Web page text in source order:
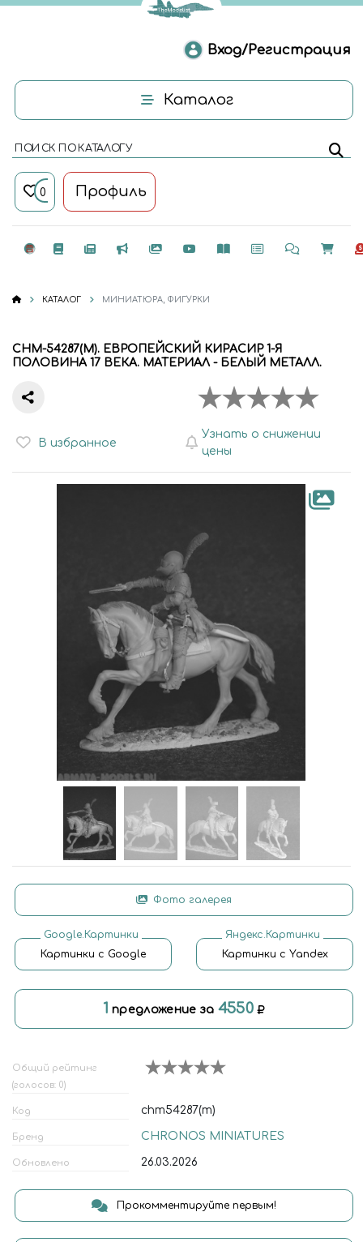
Вход/Регистрация
Каталог
ПОИСК ПО КАТАЛОГУ
0 Профиль
КАТАЛОГ МИНИАТЮРА, ФИГУРКИ
CHM-54287(M). ЕВРОПЕЙСКИЙ КИРАСИР 1-Я
ПОЛОВИНА 17 ВЕКА. МАТЕРИАЛ - БЕЛЫЙ МЕТАЛЛ.
В избранное
Узнать о снижении
цены
Фото галерея
Google.Картинки
Картинки с Google
Яндекс.Картинки
Картинки с Yandex
1 предложение за 4550
Общий рейтинг
(голосов: 0)
Код chm54287(m)
Бренд CHRONOS MINIATURES
Обновлено 26.03.2026
Прокомментируйте первым!